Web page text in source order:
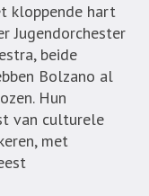
kloppende hart
Jugendorchester
beide
Bolzano al
Hun
van culturele
met